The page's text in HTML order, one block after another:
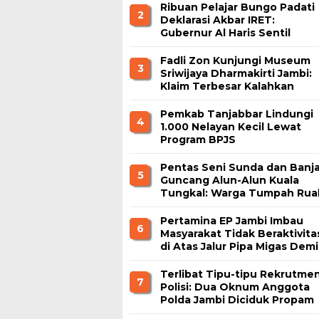
2
Ribuan Pelajar Bungo Padati
Deklarasi Akbar IRET:
Gubernur Al Haris Sentil
Radikalisme
3
Fadli Zon Kunjungi Museum
Sriwijaya Dharmakirti Jambi:
Klaim Terbesar Kalahkan
4
Pemkab Tanjabbar Lindungi
1.000 Nelayan Kecil Lewat
Program BPJS
5
Pentas Seni Sunda dan
Guncang Alun-Alun Kuala
Tungkal: Warga Tumpah
6
Pertamina EP Jambi Imbau
Masyarakat Tidak
di Atas Jalur Pipa Migas Demi
7
Terlibat Tipu-tipu
Polisi: Dua Oknum Anggota
Polda Jambi Diciduk Propam